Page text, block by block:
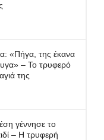
«Πήγα, της έκανα
– Το τρυφερό
της
γέννησε το
– Η τρυφερή